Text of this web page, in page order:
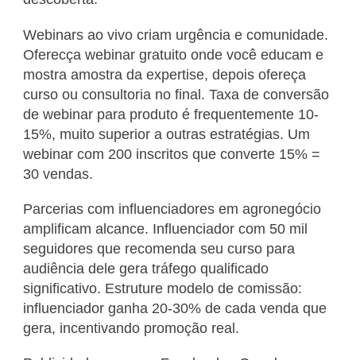
Webinars ao vivo criam urgência e comunidade.
Oferecça webinar gratuito onde você educam e
mostra amostra da expertise, depois ofereça
curso ou consultoria no final. Taxa de conversão
de webinar para produto é frequentemente 10-
15%, muito superior a outras estratégias. Um
webinar com 200 inscritos que converte 15% =
30 vendas.
Parcerias com influenciadores em agronegócio
amplificam alcance. Influenciador com 50 mil
seguidores que recomenda seu curso para
audiência dele gera tráfego qualificado
significativo. Estruture modelo de comissão:
influenciador ganha 20-30% de cada venda que
gera, incentivando promoção real.